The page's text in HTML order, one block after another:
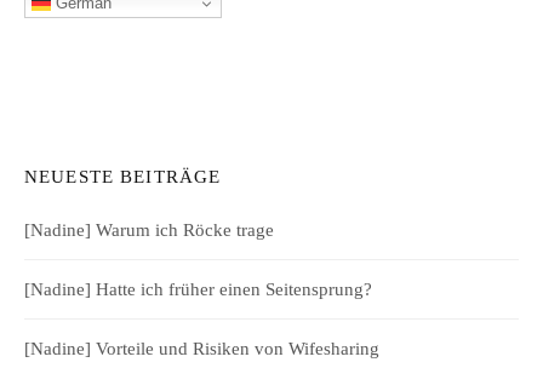
NEUESTE BEITRÄGE
[Nadine] Warum ich Röcke trage
[Nadine] Hatte ich früher einen Seitensprung?
[Nadine] Vorteile und Risiken von Wifesharing